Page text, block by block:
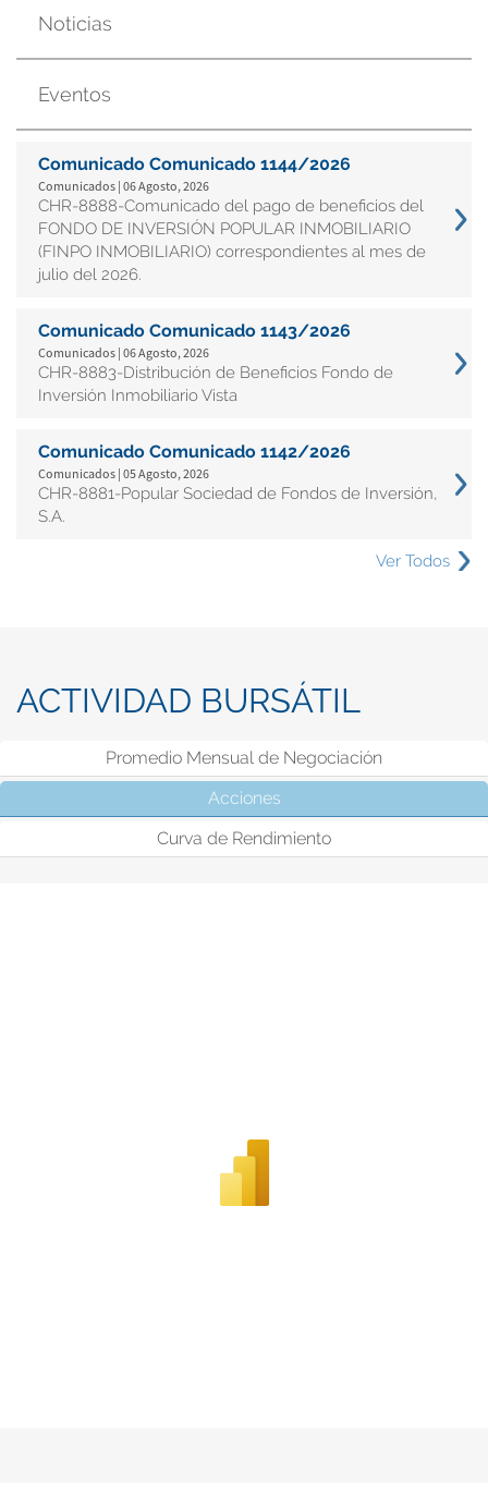
Noticias
Eventos
Comunicado Comunicado 1144/2026
Comunicados | 06 Agosto, 2026
CHR-8888-Comunicado del pago de beneficios del
FONDO DE INVERSIÓN POPULAR INMOBILIARIO
(FINPO INMOBILIARIO) correspondientes al mes de
julio del 2026.
Comunicado Comunicado 1143/2026
Comunicados | 06 Agosto, 2026
CHR-8883-Distribución de Beneficios Fondo de
Inversión Inmobiliario Vista
Comunicado Comunicado 1142/2026
Comunicados | 05 Agosto, 2026
CHR-8881-Popular Sociedad de Fondos de Inversión,
S.A.
Ver Todos
ACTIVIDAD BURSÁTIL
Promedio Mensual de Negociación
Acciones
Curva de Rendimiento